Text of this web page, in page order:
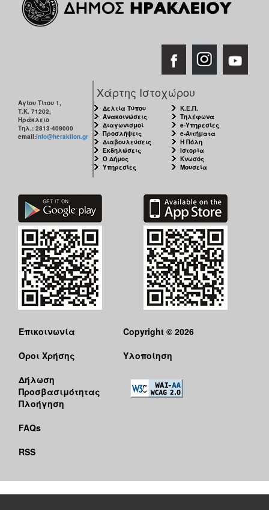
Αγίου Τίτου 1,
Τ.Κ. 71202,
Ηράκλειο
Τηλ.: 2813-409000
email:info@heraklion.gr
Χάρτης Ιστοχώρου
Δελτία Τύπου
Ανακοινώσεις
Διαγωνισμοί
Προσλήψεις
Διαβουλεύσεις
Εκδηλώσεις
Ο Δήμος
Υπηρεσίες
Κ.Ε.Π.
Τηλέφωνα
e-Υπηρεσίες
e-Αιτήματα
Η Πόλη
Ιστορία
Κνωσός
Μουσεία
Επικοινωνία
Όροι Χρήσης
Δήλωση
Προσβασιμότητας
Πλοήγηση
FAQs
RSS
Copyright © 2026
Υλοποίηση